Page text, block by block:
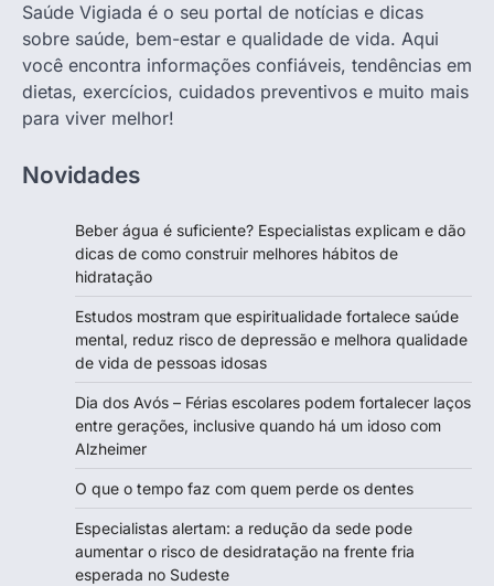
Saúde Vigiada é o seu portal de notícias e dicas
sobre saúde, bem-estar e qualidade de vida. Aqui
você encontra informações confiáveis, tendências em
dietas, exercícios, cuidados preventivos e muito mais
para viver melhor!
Novidades
Beber água é suficiente? Especialistas explicam e dão
dicas de como construir melhores hábitos de
hidratação
Estudos mostram que espiritualidade fortalece saúde
mental, reduz risco de depressão e melhora qualidade
de vida de pessoas idosas
Dia dos Avós – Férias escolares podem fortalecer laços
entre gerações, inclusive quando há um idoso com
Alzheimer
O que o tempo faz com quem perde os dentes
Especialistas alertam: a redução da sede pode
aumentar o risco de desidratação na frente fria
esperada no Sudeste